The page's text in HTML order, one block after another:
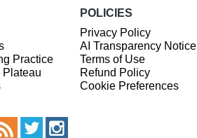
Practice
Plateau
POLICIES
Privacy Policy
AI Transparency Notice
Terms of Use
Refund Policy
Cookie Preferences